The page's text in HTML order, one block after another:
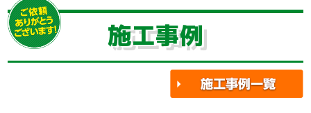
施工事例